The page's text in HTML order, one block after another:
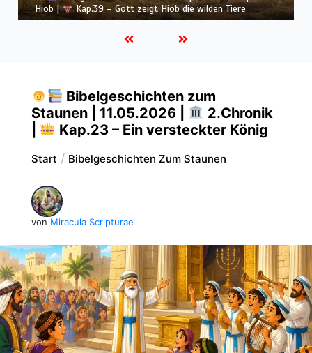
Hiob |
Kap.38 – Gott antwortet aus dem Sturm
Bibelgeschichten zum
Staunen | 11.05.2026 |
2.Chronik
Kap.23 – Ein versteckter König
Start Bibelgeschichten Zum Staunen
von Miracula Scripturae